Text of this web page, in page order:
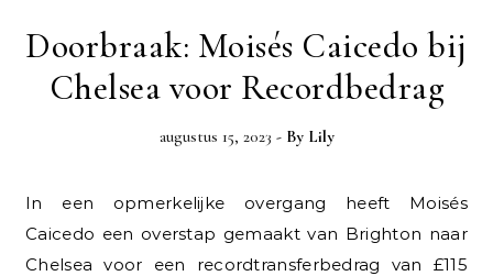
Doorbraak: Moisés Caicedo bij
Chelsea voor Recordbedrag
augustus 15, 2023 - By Lily
In een opmerkelijke overgang heeft Moisés
Caicedo een overstap gemaakt van Brighton naar
Chelsea voor een recordtransferbedrag van £115